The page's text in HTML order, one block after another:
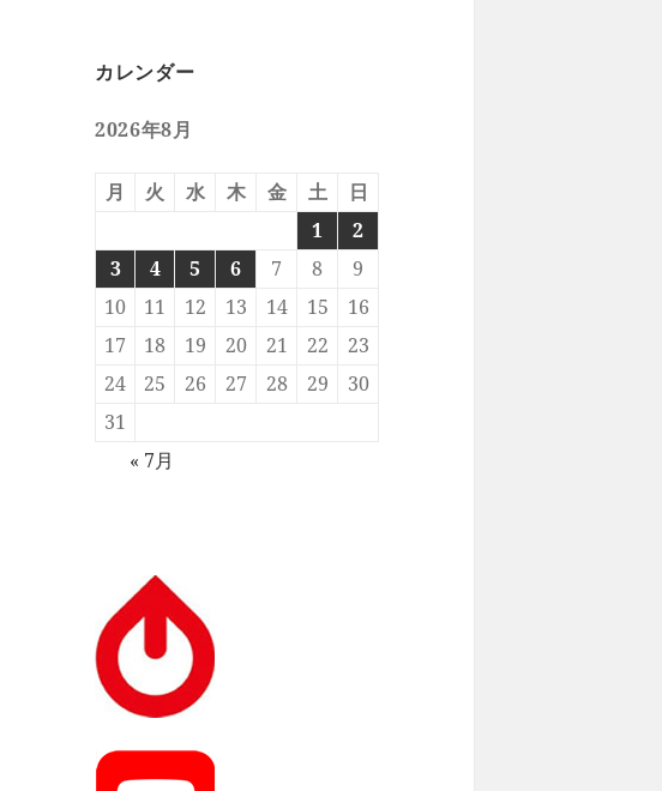
カレンダー
2026年8月
月 火 水 木 金 土
日
1
2
3
4 5 6 7 8
9
10
11 12 13 14 15
16
17
18 19 20 21 22
23
24
25 26 27 28 29
30
31
« 7月